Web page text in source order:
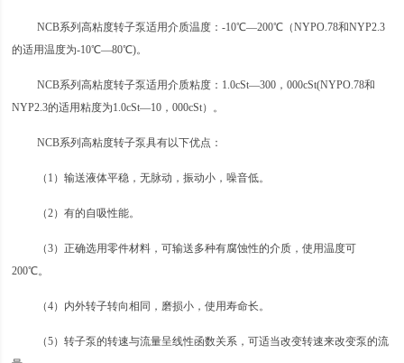
NCB系列高粘度转子泵适用介质温度：-10℃—200℃（NYPO.78和NYP2.3
的适用温度为-10℃—80℃)。
NCB系列高粘度转子泵适用介质粘度：1.0cSt—300，000cSt(NYPO.78和
NYP2.3的适用粘度为1.0cSt—10，000cSt）。
NCB系列高粘度转子泵具有以下优点：
（1）输送液体平稳，无脉动，振动小，噪音低。
（2）有的自吸性能。
（3）正确选用零件材料，可输送多种有腐蚀性的介质，使用温度可
200℃。
（4）内外转子转向相同，磨损小，使用寿命长。
（5）转子泵的转速与流量呈线性函数关系，可适当改变转速来改变泵的流